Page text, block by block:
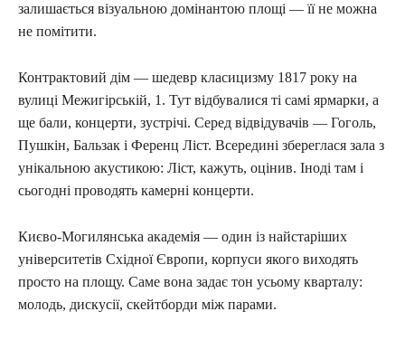
залишається візуальною домінантою площі — її не можна
не помітити.
Контрактовий дім — шедевр класицизму 1817 року на
вулиці Межигірській, 1. Тут відбувалися ті самі ярмарки, а
ще бали, концерти, зустрічі. Серед відвідувачів — Гоголь,
Пушкін, Бальзак і Ференц Ліст. Всередині збереглася зала з
унікальною акустикою: Ліст, кажуть, оцінив. Іноді там і
сьогодні проводять камерні концерти.
Києво-Могилянська академія — один із найстаріших
університетів Східної Європи, корпуси якого виходять
просто на площу. Саме вона задає тон усьому кварталу:
молодь, дискусії, скейтборди між парами.